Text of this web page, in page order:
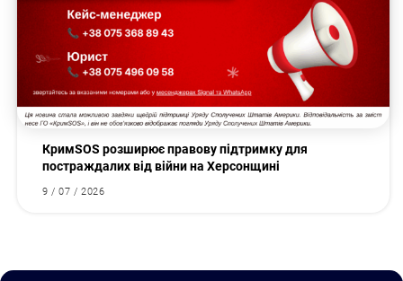
КримSOS розширює правову підтримку для
постраждалих від війни на Херсонщині
9 / 07 / 2026